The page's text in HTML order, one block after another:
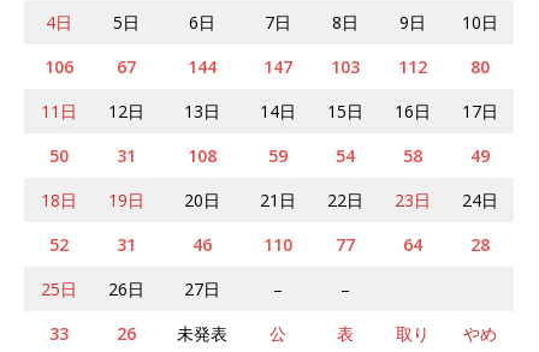
4日
5日 6日 7日 8日 9日
10日
106
67 144 147 103 112
80
11日
12日 13日 14日 15日 16日
17日
50
31 108 59 54 58
49
18日
19日 20日 21日 22日 23日
24日
52
31 46 110 77 64
28
25日
26日 27日 –
–
33
26 未発表 公 表 取り やめ